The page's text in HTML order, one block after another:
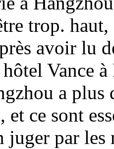
trop.
avoir lu
Vance
a plus
et ce sont
juger par les